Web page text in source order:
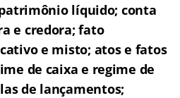
líquido; conta
e credora; fato
e misto; atos e fatos
de caixa e regime de
de lançamentos;